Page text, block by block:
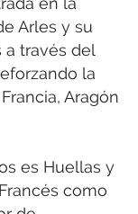
Arles y su
a través del
la
Aragón
es Huellas y
como